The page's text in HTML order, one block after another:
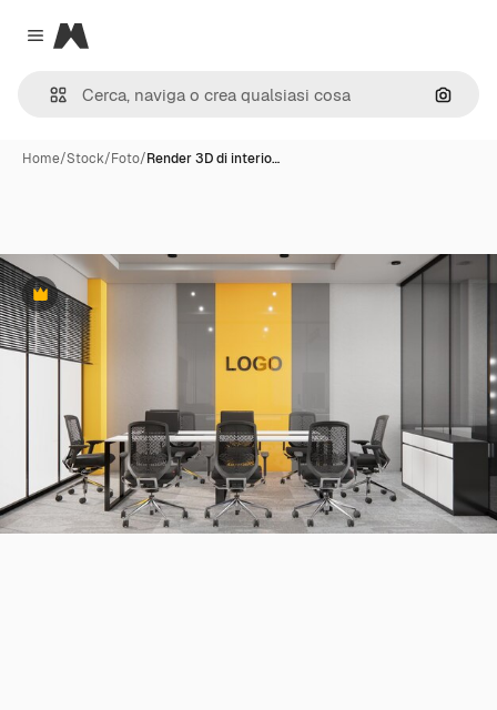
Close menu
Magnific
Cerca
Home/Stock/Foto/Render 3D di interio…
Premium